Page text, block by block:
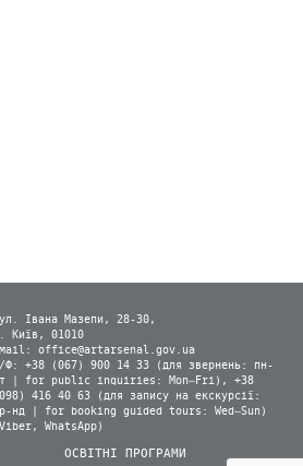
Івана Мазепи, 28-30,
Київ, 01010
office@artarsenal.gov.ua
Ф: +38 (067) 900 14 33 (для звернень: пн-
| for public inquiries: Mon–Fri), +38
416 40 63 (для запису на екскурсії:
нд | for booking guided tours: Wed–Sun)
WhatsApp)
ОСВІТНІ ПРОГРАМИ